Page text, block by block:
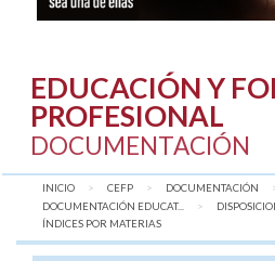
EDUCACIÓN Y
PROFESIONAL
DOCUMENTACIÓN
INICIO CEFP
DOCUMENTACIÓN
DOCUMENTACIÓN EDUCAT...
AQUÍ:
ÍNDICES POR MATERIAS